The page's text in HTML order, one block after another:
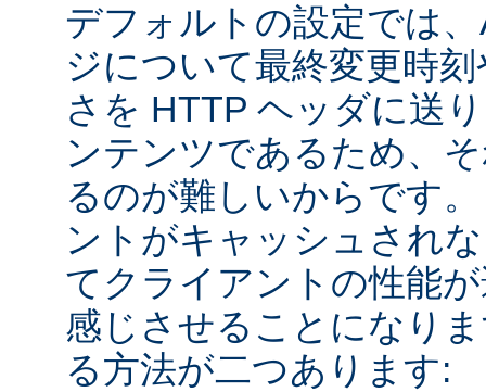
デフォルトの設定では
ジについて最終変更時
さを HTTP ヘッダに送
ンテンツであるため、
るのが難しいからです
ントがキャッシュされ
てクライアントの性能
感じさせることになり
る方法が二つあります: